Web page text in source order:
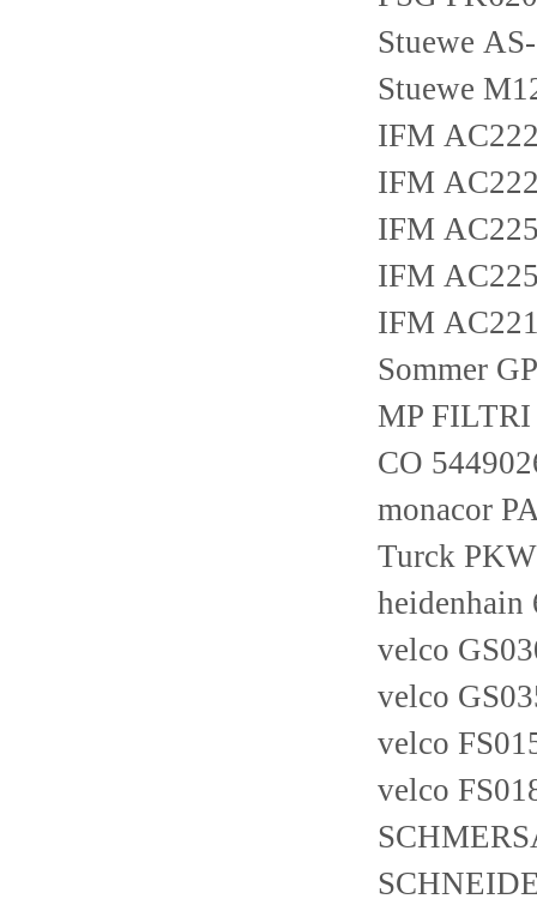
Stuewe
Stuewe
IFM
IFM
IFM
IFM
IFM
Sommer
MP
CO
monacor
Turck
heidenhain
velco
velco
velco
velco